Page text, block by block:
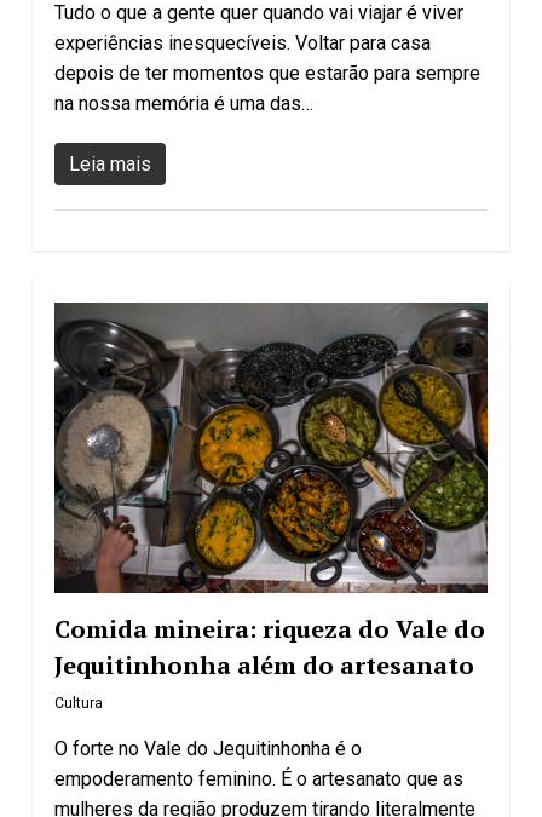
Tudo o que a gente quer quando vai viajar é viver
experiências inesquecíveis. Voltar para casa
depois de ter momentos que estarão para sempre
na nossa memória é uma das…
Leia mais
Comida mineira: riqueza do Vale do
Jequitinhonha além do artesanato
Cultura
O forte no Vale do Jequitinhonha é o
empoderamento feminino. É o artesanato que as
mulheres da região produzem tirando literalmente